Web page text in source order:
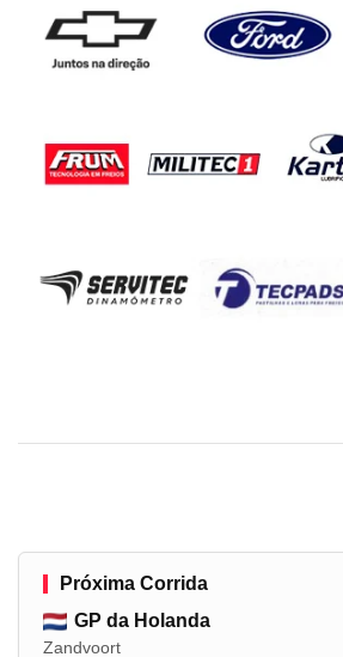
Próxima Corrida
GP da Holanda
Zandvoort